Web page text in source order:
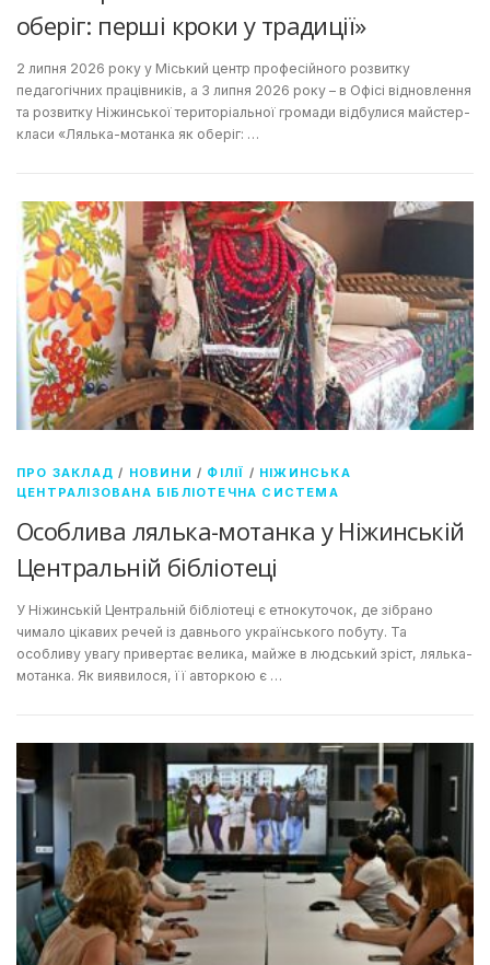
оберіг: перші кроки у традиції»
2 липня 2026 року у Міський центр професійного розвитку
педагогічних працівників, а 3 липня 2026 року – в Офісі відновлення
та розвитку Ніжинської територіальної громади відбулися майстер-
класи «Лялька-мотанка як оберіг: …
ПРО ЗАКЛАД / НОВИНИ / ФІЛІЇ / НІЖИНСЬКА
ЦЕНТРАЛІЗОВАНА БІБЛІОТЕЧНА СИСТЕМА
Особлива лялька-мотанка у Ніжинській
Центральній бібліотеці
У Ніжинській Центральній бібліотеці є етнокуточок, де зібрано
чимало цікавих речей із давнього українського побуту. Та
особливу увагу привертає велика, майже в людський зріст, лялька-
мотанка. Як виявилося, її авторкою є …